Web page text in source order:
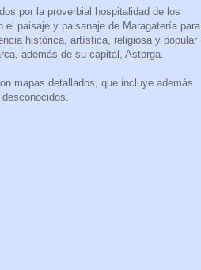
por la proverbial hospitalidad de los
paisaje y paisanaje de Maragatería para
histórica, artística, religiosa y popular
además de su capital, Astorga.
mapas detallados, que incluye además